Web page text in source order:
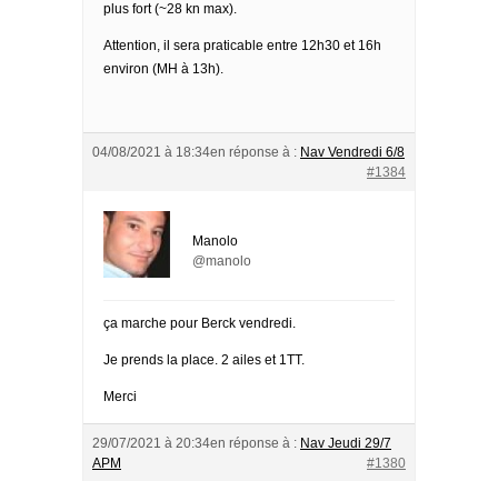
plus fort (~28 kn max).
Attention, il sera praticable entre 12h30 et 16h
environ (MH à 13h).
04/08/2021 à 18:34en réponse à : Nav Vendredi 6/8
#1384
Manolo
@manolo
ça marche pour Berck vendredi.
Je prends la place. 2 ailes et 1TT.
Merci
29/07/2021 à 20:34en réponse à : Nav Jeudi 29/7
APM
#1380